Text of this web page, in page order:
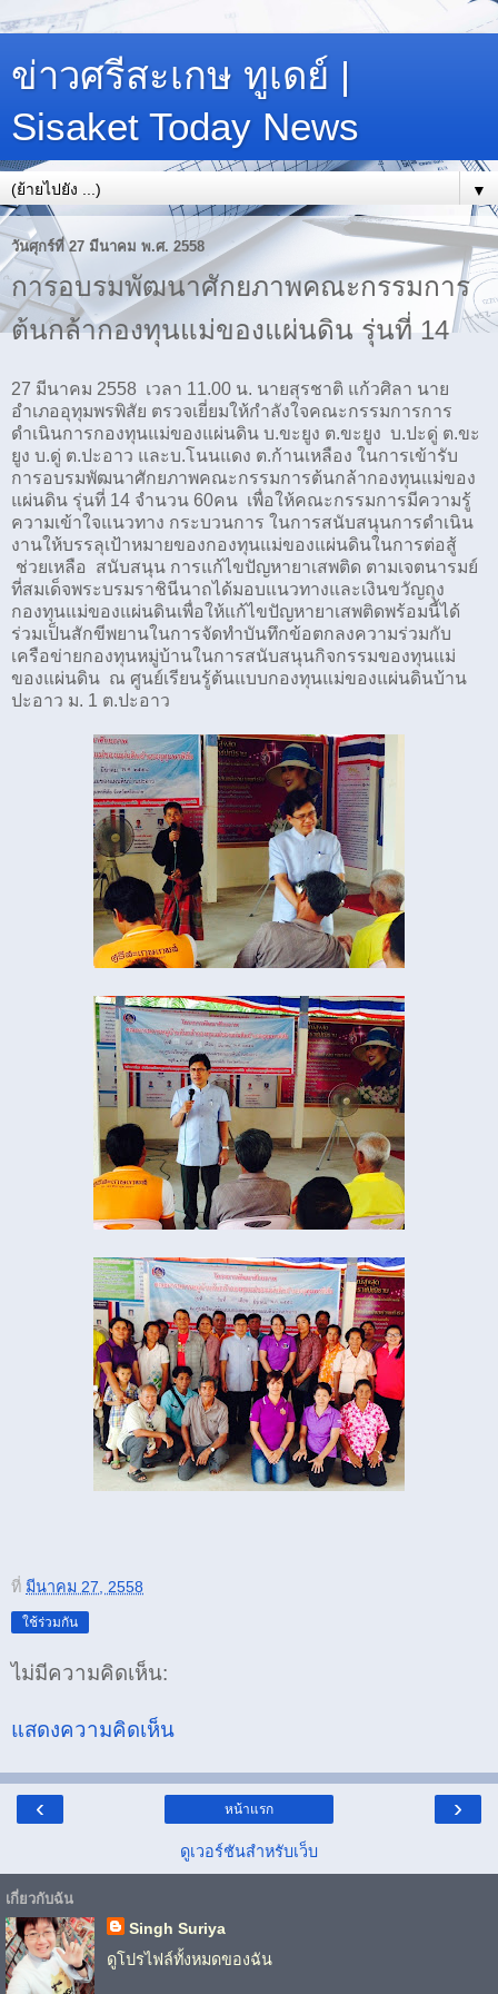
ข่าวศรีสะเกษ ทูเดย์ |
Sisaket Today News
▼
วันศุกร์ที่ 27 มีนาคม พ.ศ. 2558
การอบรมพัฒนาศักยภาพคณะกรรมการ
ต้นกล้ากองทุนแม่ของแผ่นดิน รุ่นที่ 14
27 มีนาคม 2558 เวลา 11.00 น. นายสุรชาติ แก้วศิลา นาย
อำเภออุทุมพรพิสัย ตรวจเยี่ยมให้กำลังใจคณะกรรมการการ
ดำเนินการกองทุนแม่ของแผ่นดิน บ.ขะยูง ต.ขะยูง บ.ปะดู่ ต.ขะ
ยูง บ.ดู่ ต.ปะอาว และบ.โนนแดง ต.ก้านเหลือง ในการเข้ารับ
การอบรมพัฒนาศักยภาพคณะกรรมการต้นกล้ากองทุนแม่ของ
แผ่นดิน รุ่นที่ 14 จำนวน 60คน เพื่อให้คณะกรรมการมีความรู้
ความเข้าใจแนวทาง กระบวนการ ในการสนับสนุนการดำเนิน
งานให้บรรลุเป้าหมายของกองทุนแม่ของแผ่นดินในการต่อสู้
ช่วยเหลือ สนับสนุน การแก้ไขปัญหายาเสพติด ตามเจตนารมย์
ที่สมเด็จพระบรมราชินีนาถได้มอบแนวทางและเงินขวัญถุง
กองทุนแม่ของแผ่นดินเพื่อให้แก้ไขปัญหายาเสพติดพร้อมนี้ได้
ร่วมเป็นสักขีพยานในการจัดทำบันทึกข้อตกลงความร่วมกับ
เครือข่ายกองทุนหมู่บ้านในการสนับสนุนกิจกรรมของทุนแม่
ของแผ่นดิน ณ ศูนย์เรียนรู้ต้นแบบกองทุนแม่ของแผ่นดินบ้าน
ปะอาว ม. 1 ต.ปะอาว
ที่ มีนาคม 27, 2558
ใช้ร่วมกัน
ไม่มีความคิดเห็น:
แสดงความคิดเห็น
‹ ›
หน้าแรก
ดูเวอร์ชันสำหรับเว็บ
เกี่ยวกับฉัน
Singh Suriya
ดูโปรไฟล์ทั้งหมดของฉัน